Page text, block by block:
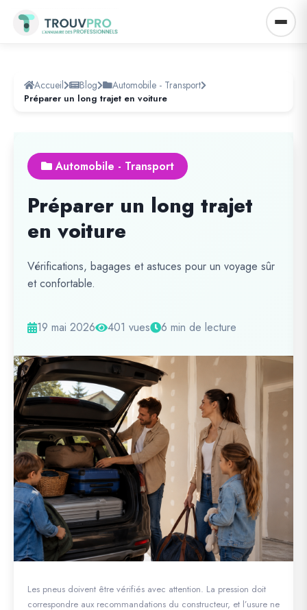
Accueil Blog Automobile - Transport
Préparer un long trajet en voiture
Automobile - Transport
Préparer un long trajet
en voiture
Vérifications, bagages et astuces pour un voyage sûr
et confortable.
19 mai 2026 401 vues 6 min de lecture
Les pneus doivent être vérifiés avec attention. La pression doit
correspondre aux recommandations du constructeur, et l’usure ne